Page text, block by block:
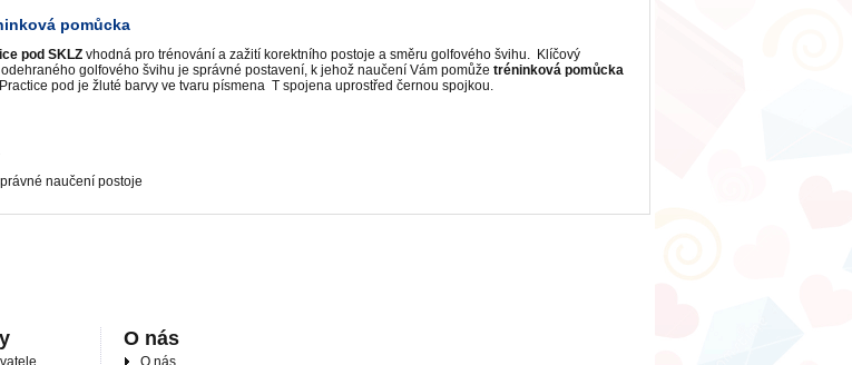
pomůcka
pod SKLZ vhodná pro trénování a zažití korektního postoje a směru golfového švihu. Klíčový
golfového švihu je správné postavení, k jehož naučení Vám pomůže tréninková pomůcka
Practice pod je žluté barvy ve tvaru písmena T spojena uprostřed černou spojkou.
naučení postoje
O nás
O nás